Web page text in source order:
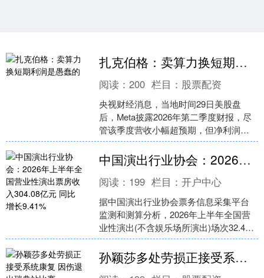
扎克伯格：卖算力换短期利润是愚蠢的
阅读：200 栏目： 股票配资
央视财经消息，当地时间29日美股盘
后，Meta披露2026年第二季度财报，尽
管该季度营收小幅超预期，但净利润下
滑14%，叠加巨额AI资本开支挤压现金
流，公司股价....
中国演出行业协会：2026年上半年全国营业性演出票房收入304.08亿元 同比增长9.41%
阅读： 199 栏目：开户中心
据中国演出行业协会票务信息采集平台
监测和测算分析，2026年上半年全国营
业性演出(不含娱乐场所演出)场次32.43
万场，与上年同比增长1.96%；票房收入
304....
孙颖莎多处劳损正接受系统康复 因伤退出瑞典站比赛